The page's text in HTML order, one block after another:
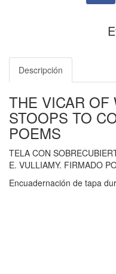
Descripción
THE VICAR OF
STOOPS TO
POEMS
TELA CON
E. VULLIAMY. FIRMADO
Encuadernación de tapa